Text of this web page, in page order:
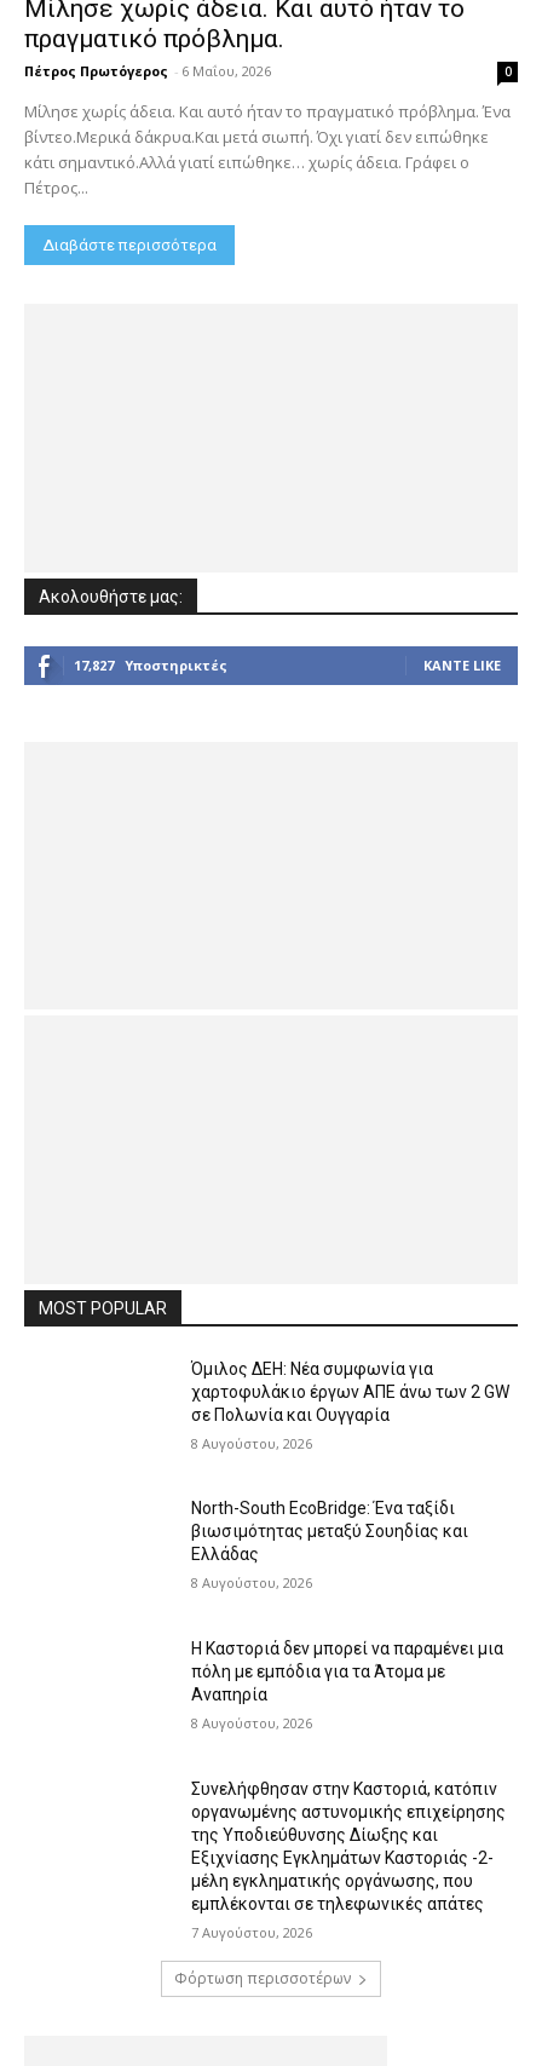
Μίλησε χωρίς άδεια. Και αυτό ήταν το
πραγματικό πρόβλημα.
Πέτρος Πρωτόγερος - 6 Μαΐου, 2026 0
Μίλησε χωρίς άδεια. Και αυτό ήταν το πραγματικό πρόβλημα. Ένα
βίντεο.Μερικά δάκρυα.Και μετά σιωπή. Όχι γιατί δεν ειπώθηκε
κάτι σημαντικό.Αλλά γιατί ειπώθηκε… χωρίς άδεια. Γράφει ο
Πέτρος...
Διαβάστε περισσότερα
Ακολουθήστε μας:
17,827 Υποστηρικτές ΚΆΝΤΕ LIKE
MOST POPULAR
Όμιλος ΔΕΗ: Νέα συμφωνία για
χαρτοφυλάκιο έργων ΑΠΕ άνω των 2 GW
σε Πολωνία και Ουγγαρία
8 Αυγούστου, 2026
North-South EcoBridge: Ένα ταξίδι
βιωσιμότητας μεταξύ Σουηδίας και
Ελλάδας
8 Αυγούστου, 2026
Η Καστοριά δεν μπορεί να παραμένει μια
πόλη με εμπόδια για τα Άτομα με
Αναπηρία
8 Αυγούστου, 2026
Συνελήφθησαν στην Καστοριά, κατόπιν
οργανωμένης αστυνομικής επιχείρησης
της Υποδιεύθυνσης Δίωξης και
Εξιχνίασης Εγκλημάτων Καστοριάς -2-
μέλη εγκληματικής οργάνωσης, που
εμπλέκονται σε τηλεφωνικές απάτες
7 Αυγούστου, 2026
Φόρτωση περισσοτέρων